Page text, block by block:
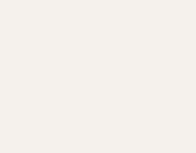
te koken voor